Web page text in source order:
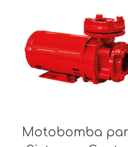
Motobomba